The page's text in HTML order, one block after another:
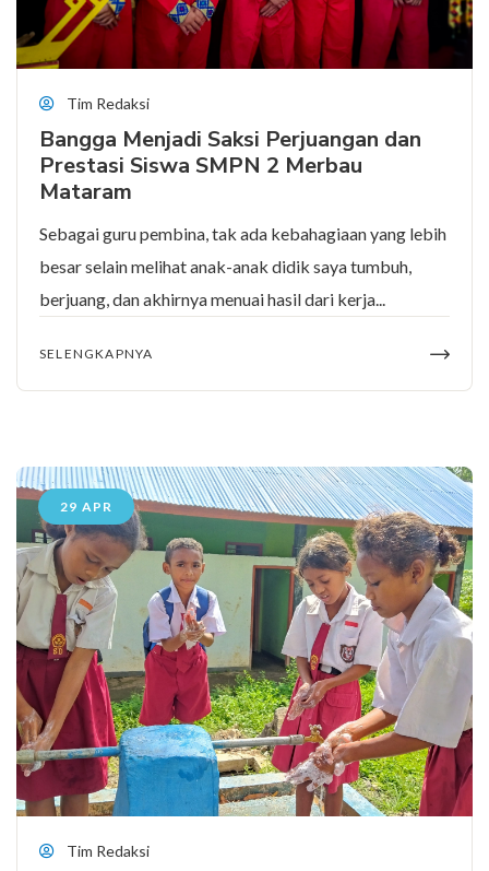
Tim Redaksi
Bangga Menjadi Saksi Perjuangan dan
Prestasi Siswa SMPN 2 Merbau
Mataram
Sebagai guru pembina, tak ada kebahagiaan yang lebih
besar selain melihat anak-anak didik saya tumbuh,
berjuang, dan akhirnya menuai hasil dari kerja...
SELENGKAPNYA
29 APR
Tim Redaksi